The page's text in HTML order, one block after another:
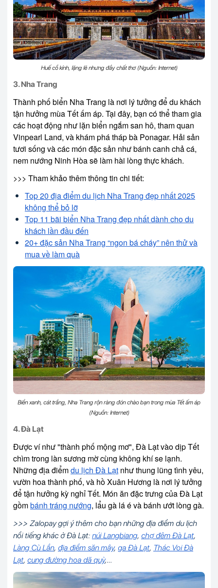
Huế cổ kính, lặng lẽ nhưng đầy chất thơ (Nguồn: Internet)
3. Nha Trang
Thành phố biển Nha Trang là nơi lý tưởng để du khách
tận hưởng mùa Tết ấm áp. Tại đây, bạn có thể tham gia
các hoạt động như lặn biển ngắm san hô, tham quan
Vinpearl Land, và khám phá tháp bà Ponagar. Hải sản
tươi sống và các món đặc sản như bánh canh chả cá,
nem nướng Ninh Hòa sẽ làm hài lòng thực khách.
>>> Tham khảo thêm thông tin chi tiết:
Top 20 địa điểm du lịch Nha Trang đẹp nhất 2025
không thể bỏ lỡ
Top 11 bãi biển Nha Trang đẹp nhất dành cho du
khách lần đầu đến
20+ đặc sản Nha Trang “ngon bá cháy” nên thử và
mua về làm quà
Biển xanh, cát trắng, Nha Trang rộn ràng đón chào bạn trong mùa Tết ấm áp
(Nguồn: Internet)
4. Đà Lạt
Được ví như "thành phố mộng mơ", Đà Lạt vào dịp Tết
chìm trong làn sương mờ cùng không khí se lạnh.
Những địa điểmdu lịch Đà Lạt như thung lũng tình yêu,
vườn hoa thành phố, và hồ Xuân Hương là nơi lý tưởng
để tận hưởng kỳ nghỉ Tết. Món ăn đặc trưng của Đà Lạt
gồmbánh tráng nướng, lẩu gà lá é và bánh ướt lòng gà.
>>> Zalopay gợi ý thêm cho bạn những địa điểm du lịch
nổi tiếng khác ở Đà Lạt: núi Langbiang, chợ đêm Đà Lạt,
Làng Cù Lần, địa điểm săn mây, ga Đà Lạt, Thác Voi Đà
Lạt, cung đường hoa dã quỳ,…